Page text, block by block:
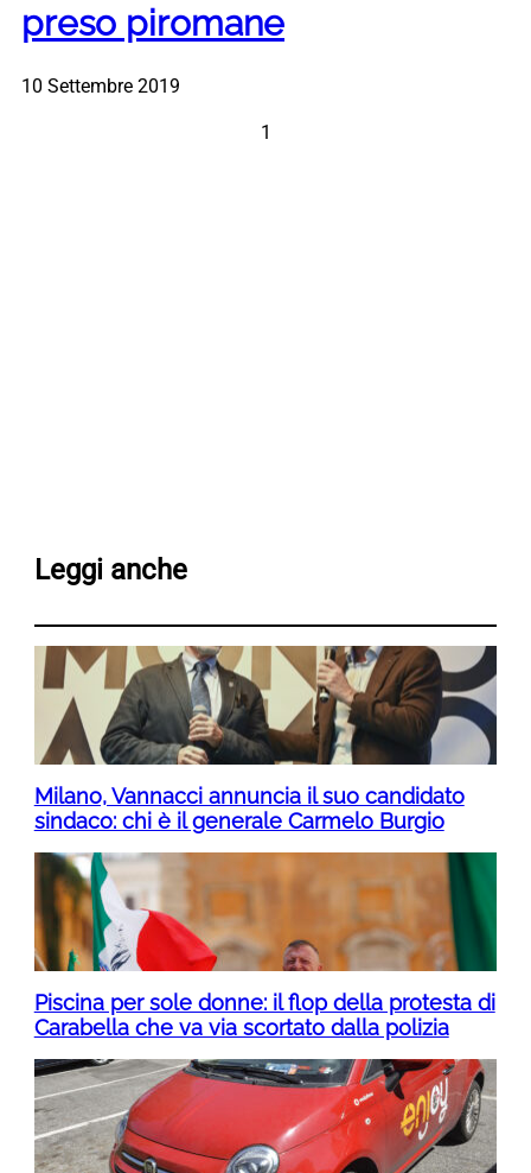
preso piromane
10 Settembre 2019
1
Leggi anche
Milano, Vannacci annuncia il suo candidato
sindaco: chi è il generale Carmelo Burgio
Piscina per sole donne: il flop della protesta di
Carabella che va via scortato dalla polizia